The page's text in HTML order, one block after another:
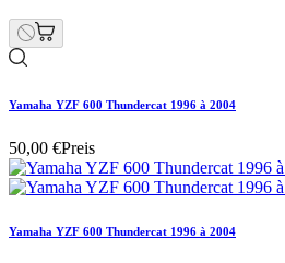
Yamaha YZF 600 Thundercat 1996 à 2004
50,00 €Preis
Yamaha YZF 600 Thundercat 1996 à 2004